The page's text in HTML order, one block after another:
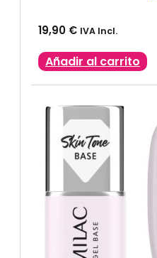
19,90 € IVA Incl.
Añadir al carrito